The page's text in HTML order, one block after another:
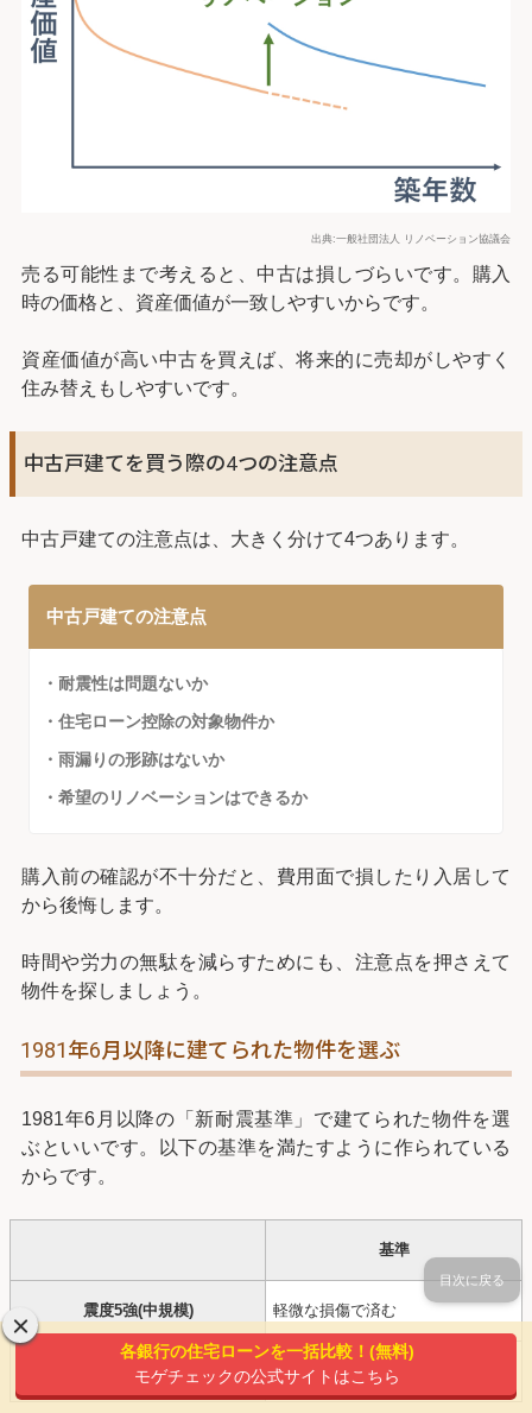
出典:一般社団法人 リノベーション協議会
売る可能性まで考えると、中古は損しづらいです。購入
時の価格と、資産価値が一致しやすいからです。
資産価値が高い中古を買えば、将来的に売却がしやすく
住み替えもしやすいです。
中古戸建てを買う際の4つの注意点
中古戸建ての注意点は、大きく分けて4つあります。
中古戸建ての注意点
・耐震性は問題ないか
・住宅ローン控除の対象物件か
・雨漏りの形跡はないか
・希望のリノベーションはできるか
購入前の確認が不十分だと、費用面で損したり入居して
から後悔します。
時間や労力の無駄を減らすためにも、注意点を押さえて
物件を探しましょう。
1981年6月以降に建てられた物件を選ぶ
1981年6月以降の「新耐震基準」で建てられた物件を選
ぶといいです。以下の基準を満たすように作られている
からです。
基準
震度5強(中規模) 軽微な損傷で済む
震度6～7(大規模) 倒壊・崩壊しないで済む
各銀行の住宅ローンを一括比較！(無料)
モゲチェックの公式サイトはこちら
目次に戻る